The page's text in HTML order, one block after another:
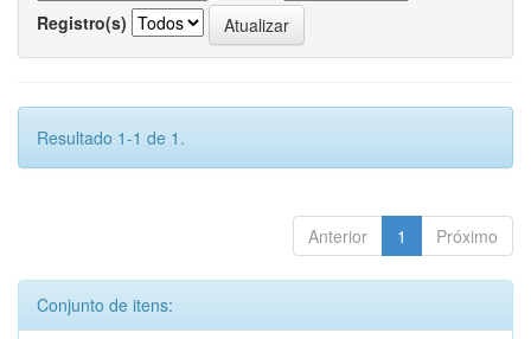
Registro(s)
Resultado 1-1 de 1.
Anterior 1 Próximo
Conjunto de itens: